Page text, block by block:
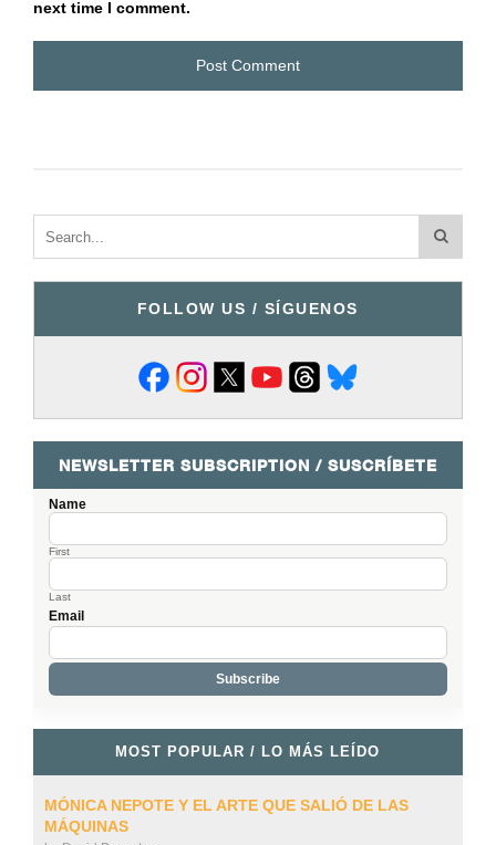
next time I comment.
FOLLOW US / SÍGUENOS
NEWSLETTER SUBSCRIPTION / SUSCRÍBETE
Name
First
Last
Email
MOST POPULAR / LO MÁS LEÍDO
MÓNICA NEPOTE Y EL ARTE QUE SALIÓ DE LAS
MÁQUINAS